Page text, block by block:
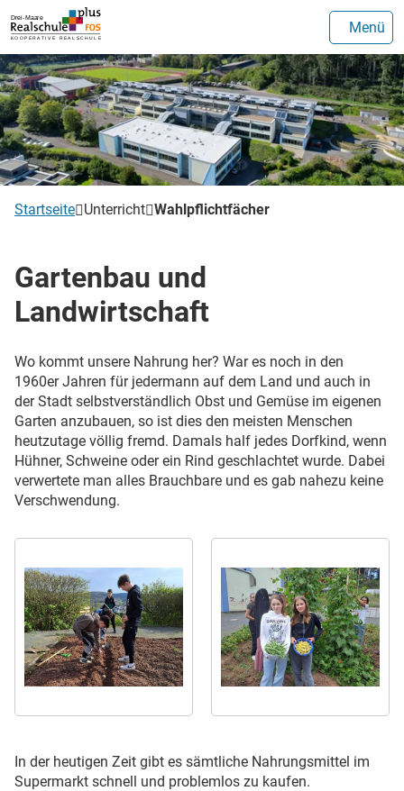
Menü
Startseite Unterricht Wahlpflichtfächer
Gartenbau und
Landwirtschaft
Wo kommt unsere Nahrung her? War es noch in den
1960er Jahren für jedermann auf dem Land und auch in
der Stadt selbstverständlich Obst und Gemüse im eigenen
Garten anzubauen, so ist dies den meisten Menschen
heutzutage völlig fremd. Damals half jedes Dorfkind, wenn
Hühner, Schweine oder ein Rind geschlachtet wurde. Dabei
verwertete man alles Brauchbare und es gab nahezu keine
Verschwendung.
In der heutigen Zeit gibt es sämtliche Nahrungsmittel im
Supermarkt schnell und problemlos zu kaufen.